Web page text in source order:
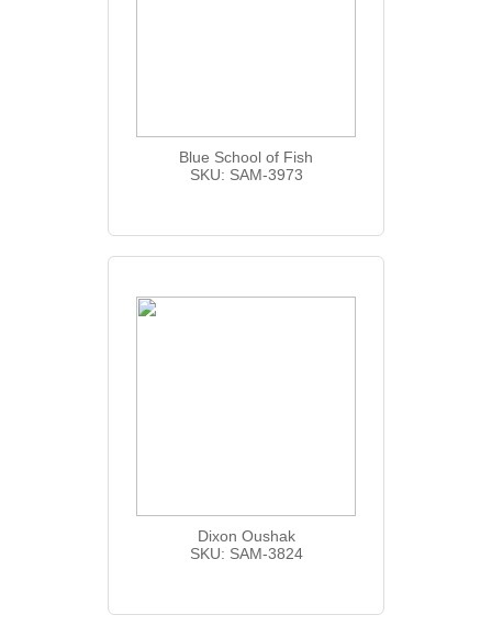
Blue School of Fish
SKU: SAM-3973
Dixon Oushak
SKU: SAM-3824